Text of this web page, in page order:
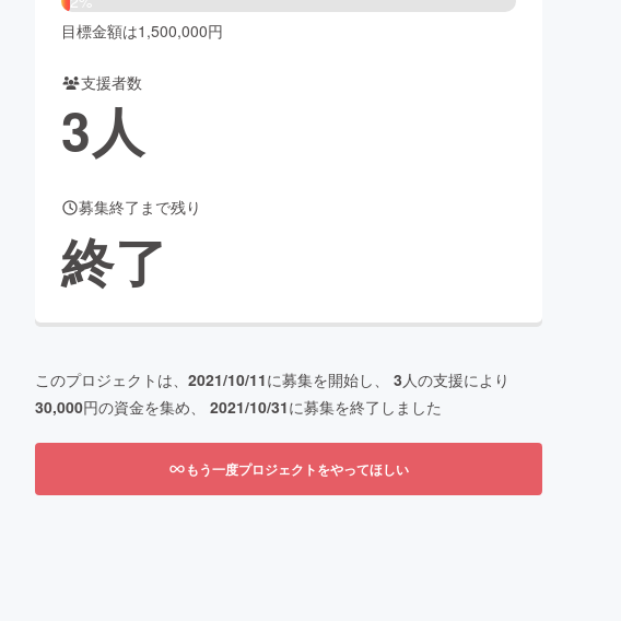
漫画
ィー・ヘルスケア
ティ
目標金額は1,500,000円
支援者数
3人
募集終了まで残り
終了
このプロジェクトは、 2021/10/11に募集を開始し、 3人の支援により
30,000円の資金を集め、 2021/10/31に募集を終了しました
もう一度プロジェクトをやってほしい